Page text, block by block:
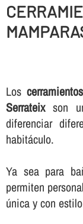
Los
Serrateixson
diferenciar
habitáculo.
Ya sea para
permiten
única y con